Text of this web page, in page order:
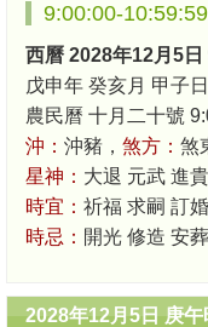
9:00:00-
西曆 2028年12月5
戊申年 癸亥月 甲子
農民曆 十月二十號
沖： 沖豬， 煞方： 煞
星神： 大退 元武 進貴
時宜： 祈福 求嗣 訂
時忌： 開光 修造 安
2028年12月5日 庚午